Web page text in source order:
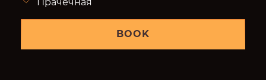
BOOK